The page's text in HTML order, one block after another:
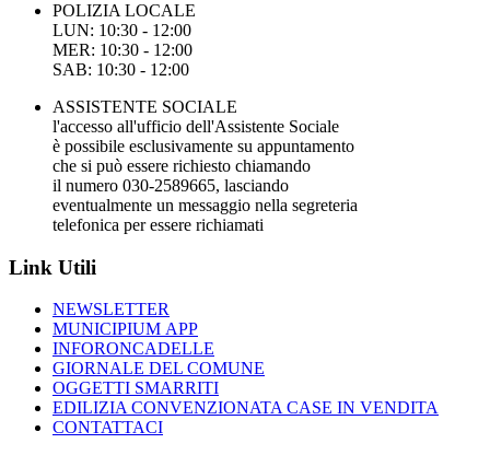
POLIZIA LOCALE
LUN: 10:30 - 12:00
MER: 10:30 - 12:00
SAB: 10:30 - 12:00
ASSISTENTE SOCIALE
l'accesso all'ufficio dell'Assistente Sociale
è possibile esclusivamente su appuntamento
che si può essere richiesto chiamando
il numero 030-2589665, lasciando
eventualmente un messaggio nella segreteria
telefonica per essere richiamati
Link Utili
NEWSLETTER
MUNICIPIUM APP
INFORONCADELLE
GIORNALE DEL COMUNE
OGGETTI SMARRITI
EDILIZIA CONVENZIONATA CASE IN VENDITA
CONTATTACI